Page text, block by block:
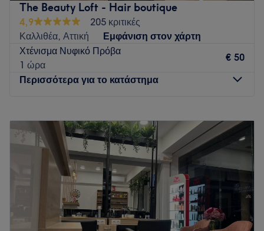
The Beauty Loft - Hair boutique
4,9
205 κριτικές
Καλλιθέα, Αττική
Εμφάνιση στον χάρτη
Χτένισμα Νυφικό Πρόβα
1 ώρα
€ 50
Περισσότερα για το κατάστημα
Τρίτη
10:00 20:00
Τετάρτη
10:00 –16:00
Πέμπτη
10:00–20:00
Παρασκευή
10:00 –20:00
Σάββατο
09:00–
Κλειστό
Το The Beauty Loft στην Καλλιθέα είναι ένας μοντέρνος